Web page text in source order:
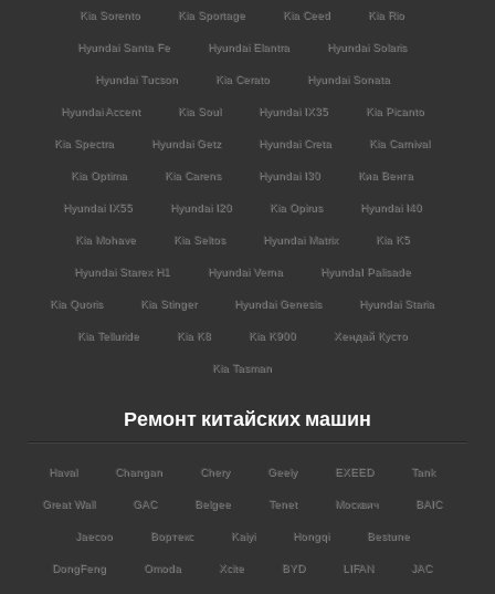
Kia Sorento Kia Sportage Kia Ceed Kia Rio
Hyundai Santa Fe Hyundai Elantra Hyundai Solaris
Hyundai Tucson Kia Cerato Hyundai Sonata
Hyundai Accent Kia Soul Hyundai IX35 Kia Picanto
Kia Spectra Hyundai Getz Hyundai Creta Kia Carnival
Kia Optima Kia Carens Hyundai I30 Киа Венга
Hyundai IX55 Hyundai I20 Kia Opirus Hyundai I40
Kia Mohave Kia Seltos Hyundai Matrix Kia K5
Hyundai Starex H1 Hyundai Verna HyundaI Palisade
Kia Quoris Kia Stinger Hyundai Genesis Hyundai Staria
Kia Telluride Kia K8 Kia K900 Хендай Кусто
Kia Tasman
Ремонт китайских машин
Haval Changan Chery Geely EXEED Tank
Great Wall GAC Belgee Tenet Москвич BAIC
Jaecoo Вортекс Kaiyi Hongqi Bestune
DongFeng Omoda Xcite BYD LIFAN JAC